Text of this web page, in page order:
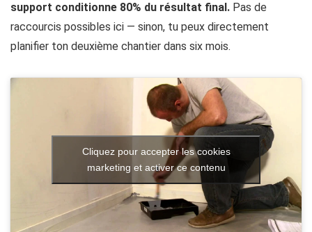
support conditionne 80% du résultat final. Pas de
raccourcis possibles ici — sinon, tu peux directement
planifier ton deuxième chantier dans six mois.
Cliquez pour accepter les cookies
marketing et activer ce contenu